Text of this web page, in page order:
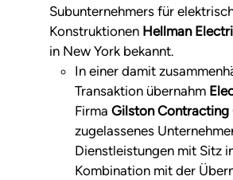
Subunternehmers für
Konstruktionen Hellman
in New York bekannt.
In einer damit
Transaktion übernahm
Firma Gilston Contracting
zugelassenes
Dienstleistungen mit Sitz
Kombination mit der